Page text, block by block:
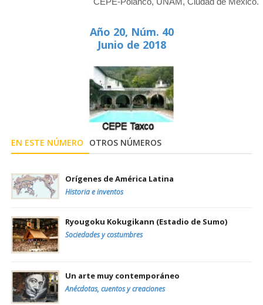
Año 20, Núm. 40
Junio de 2018
EN ESTE NÚMERO OTROS NÚMEROS
Orígenes de América Latina
Historia e inventos
Ryougoku Kokugikann (Estadio de Sumo)
Sociedades y costumbres
Un arte muy contemporáneo
Anécdotas, cuentos y creaciones